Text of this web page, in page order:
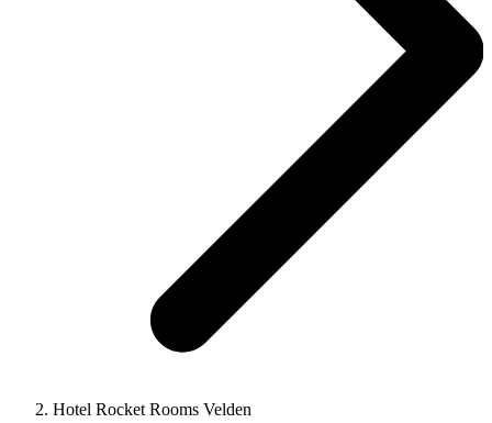
Hotel Rocket Rooms Velden